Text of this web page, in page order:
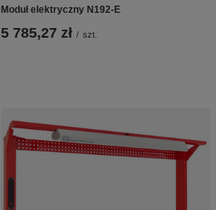
Moduł elektryczny N192-E
5 785,27 zł / szt.